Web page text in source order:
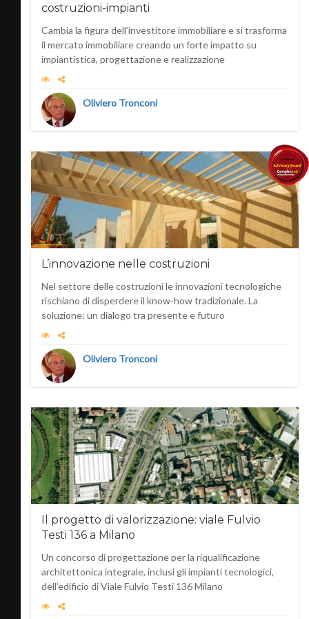
costruzioni-impianti
Cambia la figura dell’investitore immobiliare e si trasforma
il mercato immobiliare creando un forte impatto su
impiantistica, progettazione e realizzazione
Oliviero Tronconi
L’innovazione nelle costruzioni
Nel settore delle costruzioni le innovazioni tecnologiche
rischiano di disperdere il know-how tradizionale. La
soluzione: un dialogo tra presente e futuro
Oliviero Tronconi
Il progetto di valorizzazione: viale Fulvio
Testi 136 a Milano
Un concorso di progettazione per la riqualificazione
architettonica integrale, inclusi gli impianti tecnologici,
dell’edificio di Viale Fulvio Testi 136 Milano